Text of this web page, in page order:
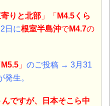
りと北部 」「 M4.5くら
日に根室半島沖でM4.7の
M5.5 」 のご投稿 → 3月31
発生。
ですが、日本そこら中